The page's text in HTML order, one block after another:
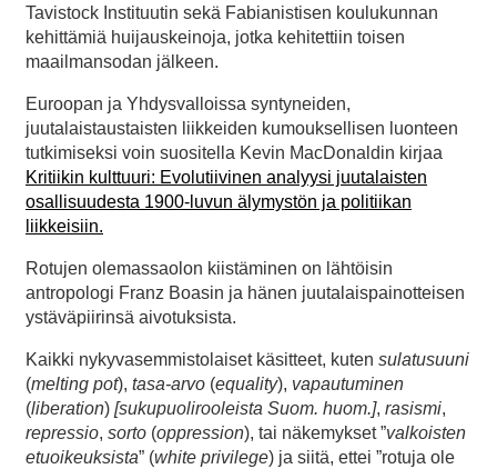
Tavistock Instituutin sekä Fabianistisen koulukunnan
kehittämiä huijauskeinoja, jotka kehitettiin toisen
maailmansodan jälkeen.
Euroopan ja Yhdysvalloissa syntyneiden,
juutalaistaustaisten liikkeiden kumouksellisen luonteen
tutkimiseksi voin suositella Kevin MacDonaldin kirjaa
Kritiikin kulttuuri: Evolutiivinen analyysi juutalaisten
osallisuudesta 1900-luvun älymystön ja politiikan
liikkeisiin.
Rotujen olemassaolon kiistäminen on lähtöisin
antropologi Franz Boasin ja hänen juutalaispainotteisen
ystäväpiirinsä aivotuksista.
Kaikki nykyvasemmistolaiset käsitteet, kuten sulatusuuni
(melting pot), tasa-arvo (equality), vapautuminen
(liberation) [sukupuolirooleista Suom. huom.], rasismi,
repressio, sorto (oppression), tai näkemykset ”valkoisten
etuoikeuksista” (white privilege) ja siitä, ettei ”rotuja ole